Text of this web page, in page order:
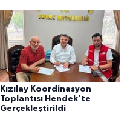
Kızılay Koordinasyon
Toplantısı Hendek’te
Gerçekleştirildi